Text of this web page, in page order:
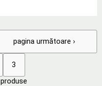
3
pagina următoare ›
produse